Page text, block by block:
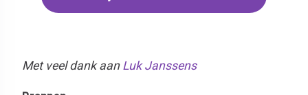
Met veel dank aan Luk Janssens